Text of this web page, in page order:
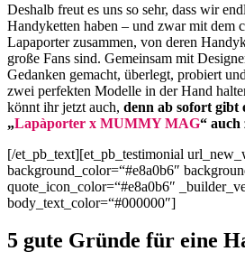
Deshalb freut es uns so sehr, dass wir
Handyketten haben – und zwar mit dem
Lapaporter zusammen, von deren
große Fans sind. Gemeinsam mit
Gedanken gemacht, überlegt, probiert
zwei perfekten Modelle in der Hand
könnt ihr jetzt auch, denn ab sofort gibt
„Lapàporter x MUMMY MAG“ auch
[/et_pb_text][et_pb_testimonial
background_color=“#e8a0b6″
quote_icon_color=“#e8a0b6″
body_text_color=“#000000″]
5 gute Gründe für eine